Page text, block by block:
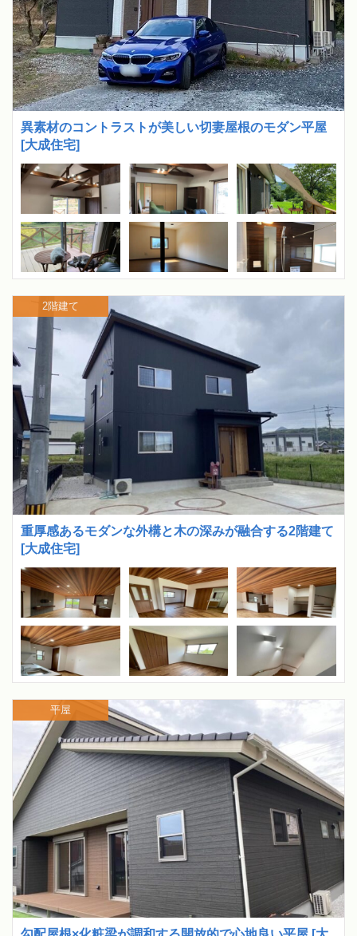
異素材のコントラストが美しい切妻屋根のモダン平屋
[大成住宅]
重厚感あるモダンな外構と木の深みが融合する2階建て
[大成住宅]
2階建て
平屋